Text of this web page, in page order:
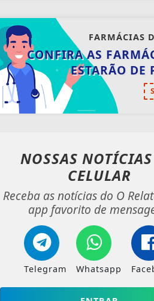
FARMÁCIAS
CONFIRA AS
ESTARÃO DE
NOSSAS NOTÍCIAS
CELULAR
Receba as notícias do O
app favorito de
Telegram Whatsapp